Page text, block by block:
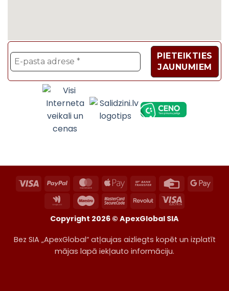
Visa PayPal MasterCard
Apple
Pay
Bank
Transfer
Credit
Google
MaestroMasterCard
RevolutVisa
Copyright 2026 © ApexGlobal SIA
Bez SIA „ApexGlobal“ atļaujas aizliegts kopēt un izplatīt
mājas lapā iekļauto informāciju.